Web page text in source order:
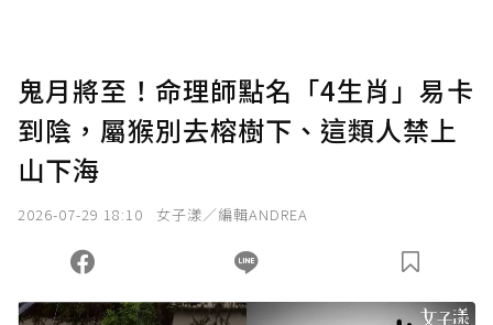
確認送出
您當前剩餘 U 利點數：0點；前往 購買點數
鬼月將至！命理師點名「4生肖」易卡
到陰，屬猴別去榕樹下、這類人禁上
山下海
2026-07-29 18:10 女子漾／編輯ANDREA